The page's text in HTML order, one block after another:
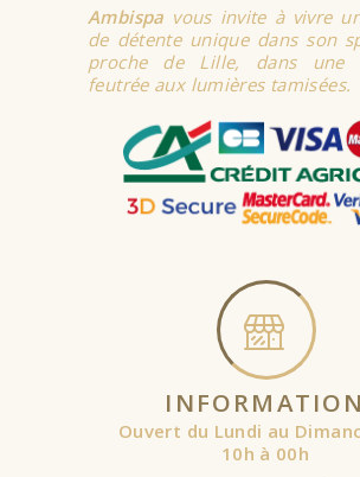
Ambispa vous invite à vivre
de détente unique dans son
proche de Lille, dans une
feutrée aux lumières tamisées.
INFORMATION
Ouvert du Lundi au
10h à 00h